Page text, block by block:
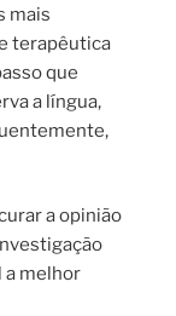
mais
terapêutica
que
a língua,
a opinião
a melhor